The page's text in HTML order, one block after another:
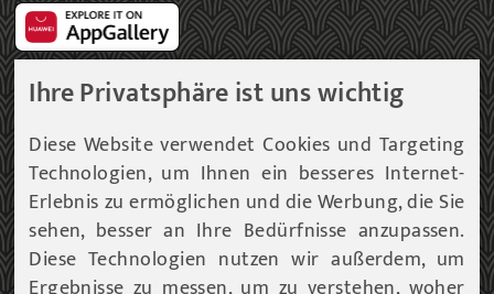
Ihre Privatsphäre ist uns wichtig
Diese Website verwendet Cookies und Targeting
Technologien, um Ihnen ein besseres Internet-
Erlebnis zu ermöglichen und die Werbung, die Sie
sehen, besser an Ihre Bedürfnisse anzupassen.
Diese Technologien nutzen wir außerdem, um
Gemeinde Newsletter
Immer am aktuellsten Informationsstand!
Unser Infoservice liefert Ihnen, in periodischen
Abständen, Informationen rund um die Gemeinde
Fohnsdorf.